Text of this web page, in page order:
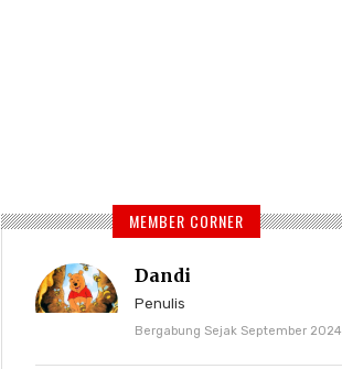
MEMBER CORNER
Dandi
Penulis
Bergabung Sejak September 2024